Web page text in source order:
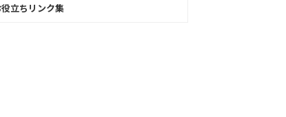
立ちリンク集